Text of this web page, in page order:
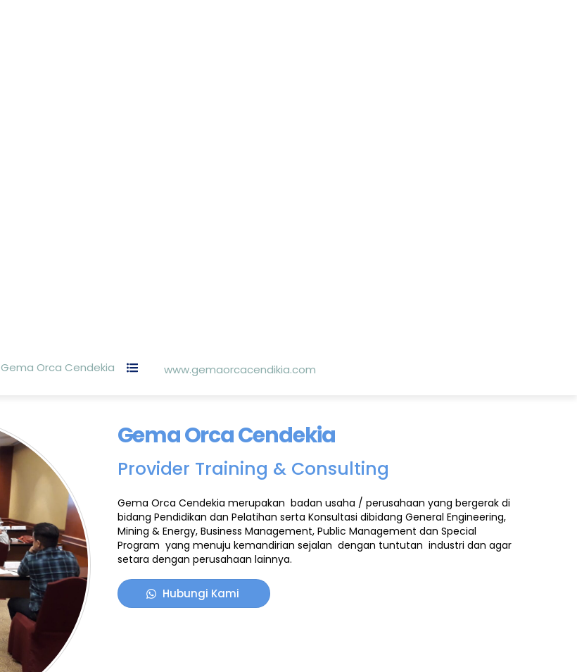
Gema Orca Cendekia www.gemaorcacendikia.com
Gema Orca Cendekia
Provider Training & Consulting
Gema Orca Cendekia merupakan badan usaha / perusahaan yang bergerak di
bidang Pendidikan dan Pelatihan serta Konsultasi dibidang General Engineering,
Mining & Energy, Business Management, Public Management dan Special
Program yang menuju kemandirian sejalan dengan tuntutan industri dan agar
setara dengan perusahaan lainnya.
Hubungi Kami